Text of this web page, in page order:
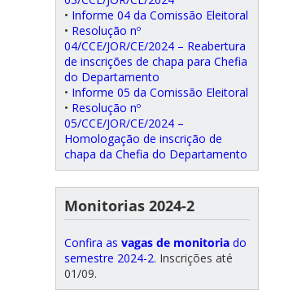
• Informe 04 da Comissão Eleitoral
• Resolução nº
04/CCE/JOR/CE/2024 – Reabertura
de inscrições de chapa para Chefia
do Departamento
• Informe 05 da Comissão Eleitoral
• Resolução nº
05/CCE/JOR/CE/2024 –
Homologação de inscrição de
chapa da Chefia do Departamento
Monitorias 2024-2
Confira as vagas de monitoria do
semestre 2024-2. Inscrições até
01/09.